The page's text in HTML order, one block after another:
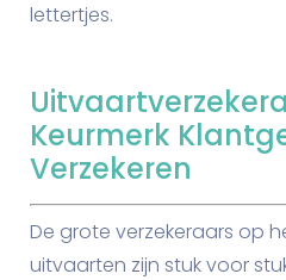
lettertjes.
Keurmerk
Verzekeren
De grote verzekeraars op
uitvaarten zijn stuk voor